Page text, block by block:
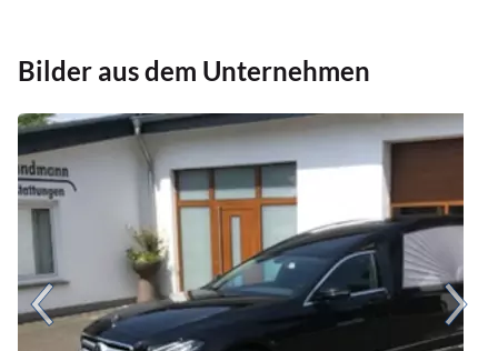
Bilder aus dem Unternehmen